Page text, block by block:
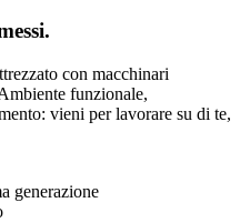
con macchinari
funzionale,
vieni per lavorare su di te,
generazione